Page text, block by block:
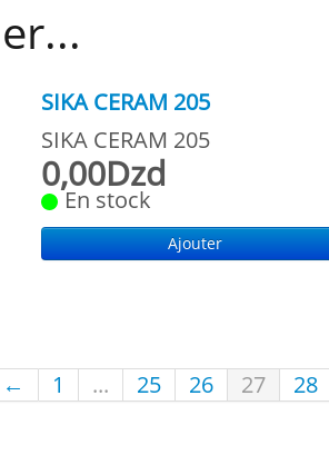
SIKA CERAM 205
SIKA CERAM 205
0,00Dzd
En stock
Ajouter
← 1 ... 25 26 27 28